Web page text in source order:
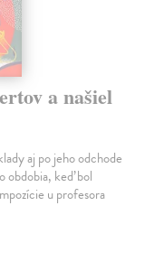
a našiel
aj po jeho odchode
obdobia, keď bol
u profesora